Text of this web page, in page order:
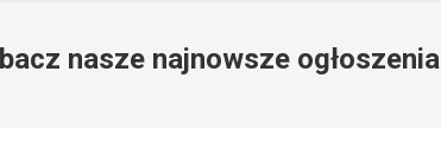
nasze najnowsze ogłoszenia